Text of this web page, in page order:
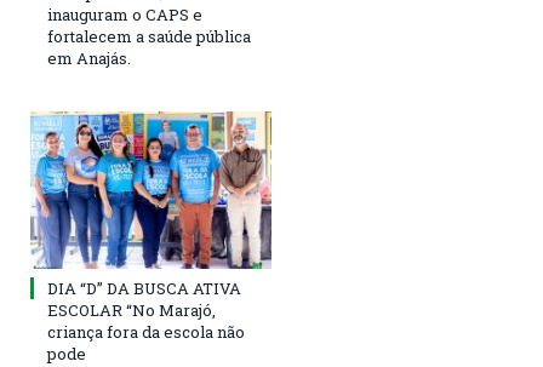
inauguram o CAPS e
fortalecem a saúde pública
em Anajás.
DIA “D” DA BUSCA ATIVA
ESCOLAR “No Marajó,
criança fora da escola não
pode